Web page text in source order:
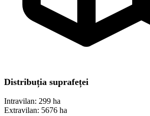
Distribuția suprafeței
Intravilan: 299 ha
Extravilan: 5676 ha